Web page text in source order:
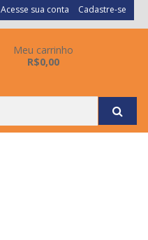
Acesse sua conta Cadastre-se
Meu carrinho
R$0,00